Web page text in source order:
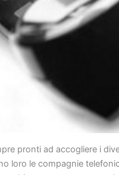
pronti ad accogliere i
loro le compagnie